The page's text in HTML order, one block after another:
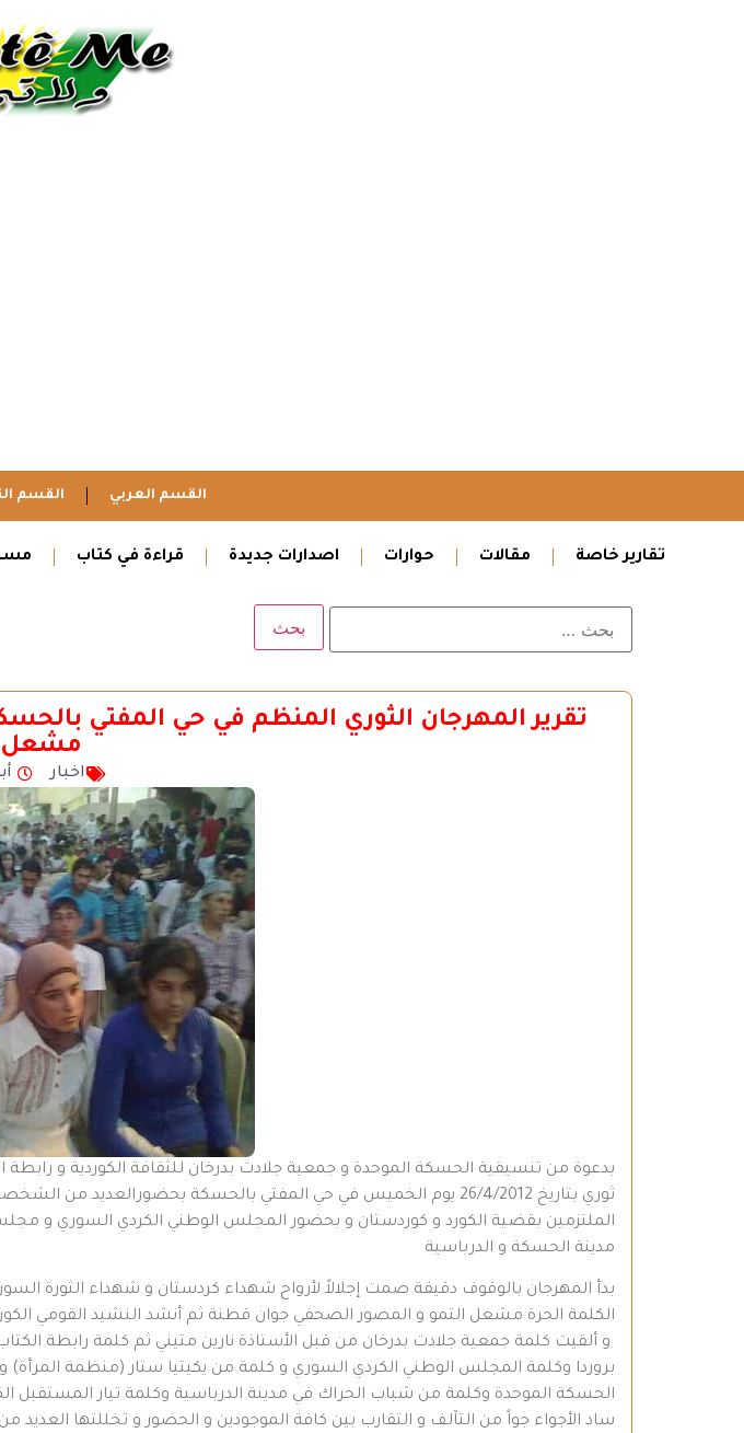
القسم العربي القسم
تقارير خاصة مقالات حوارات اصدارات جديدة قراءة في كتاب
تقرير المهرجان الثوري المنظم في حي المفتي
مشعل
اخبار
بدعوة من تنسيقية الحسكة الموحدة و جمعية جلادت بدرخان للثقافة الكوردية و
ثوري بتاريخ 26/4/2012 يوم الخميس في حي المفتي بالحسكة بحضورالعديد
الملتزمين بقضية الكورد و كوردستان و بحضور المجلس الوطني الكردي السوري و
مدينة الحسكة و الدرباسية
بدأ المهرجان بالوقوف دقيقة صمت إجلالاً لأرواح شهداء كردستان و شهداء الثورة
الكلمة الحرة مشعل التمو و المصور الصحفي جوان قطنة ثم أنشد النشيد القومي
و ألقيت كلمة جمعية جلادت بدرخان من قبل الأستاذة نارين متيني ثم كلمة رابطة
بروردا وكلمة المجلس الوطني الكردي السوري و كلمة من يكيتيا ستار (منظمة
الحسكة الموحدة وكلمة من شباب الحراك في مدينة الدرباسية وكلمة تيار المستقبل
ساد الأجواء جواً من التآلف و التقارب بين كافة الموجودين و الحضور و تخللتها العديد